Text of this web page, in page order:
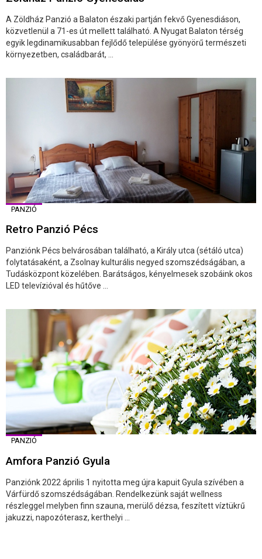
A Zöldház Panzió a Balaton északi partján fekvő Gyenesdiáson,
közvetlenül a 71-es út mellett található. A Nyugat Balaton térség
egyik legdinamikusabban fejlődő települése gyönyörű természeti
környezetben, családbarát, ...
PANZIÓ
Retro Panzió Pécs
Panziónk Pécs belvárosában található, a Király utca (sétáló utca)
folytatásaként, a Zsolnay kulturális negyed szomszédságában, a
Tudásközpont közelében. Barátságos, kényelmesek szobáink okos
LED televízióval és hűtőve ...
PANZIÓ
Amfora Panzió Gyula
Panziónk 2022 április 1 nyitotta meg újra kapuit Gyula szívében a
Várfürdő szomszédságában. Rendelkezünk saját wellness
részleggel melyben finn szauna, merülő dézsa, feszített víztükrű
jakuzzi, napozóterasz, kerthelyi ...